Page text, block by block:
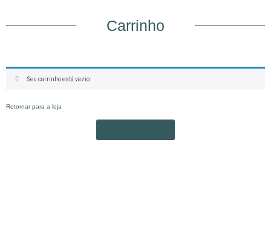
Carrinho
Seu carrinho está vazio.
Retornar para a loja